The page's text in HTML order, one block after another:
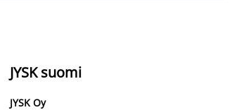
JYSK suomi
JYSK Oy